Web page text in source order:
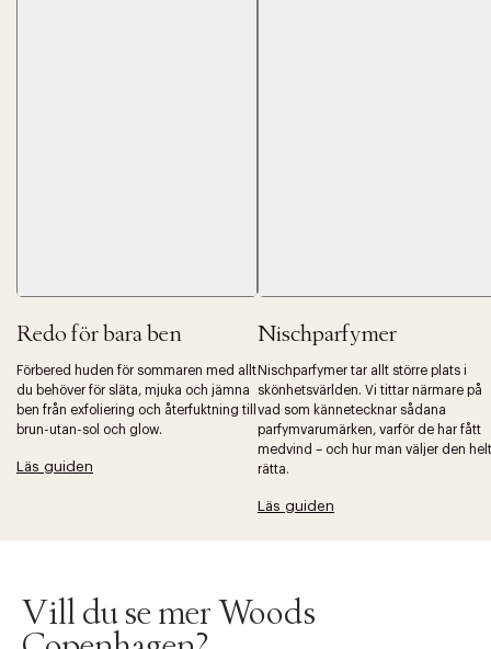
Redo för bara ben
Förbered huden för sommaren med allt
du behöver för släta, mjuka och jämna
ben från exfoliering och återfuktning till
brun-utan-sol och glow.
Läs guiden
Nischparfymer
Nischparfymer tar allt större plats i
skönhetsvärlden. Vi tittar närmare på
vad som kännetecknar sådana
parfymvarumärken, varför de har fått
medvind – och hur man väljer den helt
rätta.
Läs guiden
Vill du se mer Woods